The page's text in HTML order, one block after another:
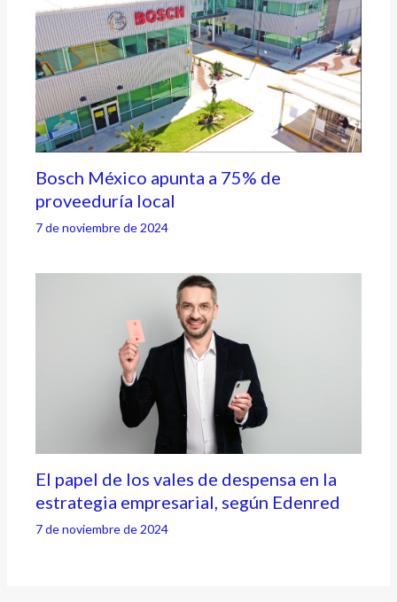
Bosch México apunta a 75% de
proveeduría local
7 de noviembre de 2024
El papel de los vales de despensa en la
estrategia empresarial, según Edenred
7 de noviembre de 2024